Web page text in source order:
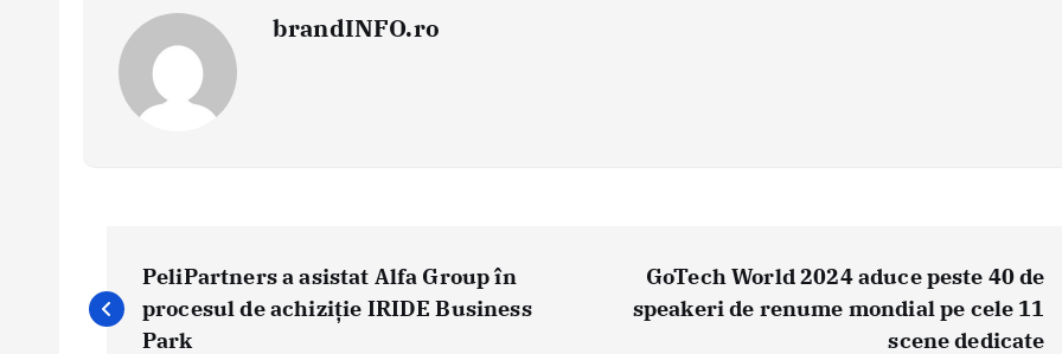
brandINFO.ro
v
PeliPartners a asistat Alfa Group în
procesul de achiziție IRIDE Business
Park
GoTech World 2024 aduce peste 40 de
speakeri de renume mondial pe cele 11
scene dedicate